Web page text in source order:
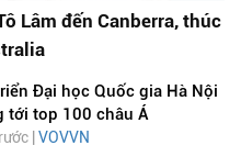
Lâm đến Canberra, thúc
Đại học Quốc gia Hà Nội
tới top 100 châu Á
| VOVVN